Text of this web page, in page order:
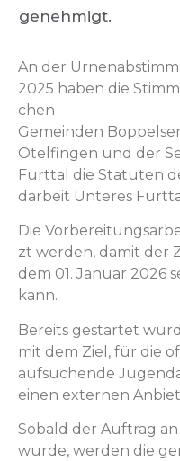
genehmigt.
An der
2025 haben die
chen
Gemein­den
Otelfin­gen und der
Furt­tal die Statuten
dar­beit Unteres
Die
zt wer­den, damit der
dem 01. Jan­u­ar 2026
kann.
Bere­its ges­tartet
mit dem Ziel, für die
auf­suchende
einen exter­nen
Sobald der Auf­trag
wurde, wer­den die